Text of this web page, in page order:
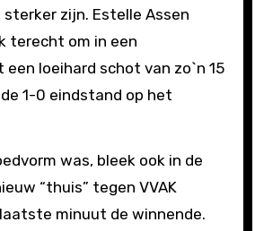
zijn. Estelle Assen
terecht om in een
een loeihard schot van zo`n 15
1-0 eindstand op het
was, bleek ook in de
“thuis” tegen VVAK
minuut de winnende.